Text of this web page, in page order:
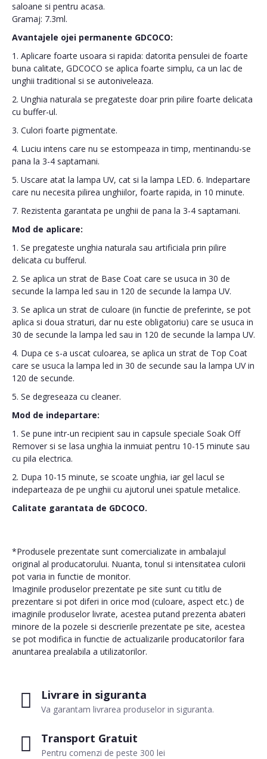
Livrare in siguranta
Va garantam livrarea produselor in siguranta.
Transport Gratuit
Pentru comenzi de peste 300 lei
saloane si pentru acasa.
Gramaj: 7.3ml.
Avantajele ojei permanente GDCOCO:
1. Aplicare foarte usoara si rapida: datorita pensulei de foarte
buna calitate, GDCOCO se aplica foarte simplu, ca un lac de
unghii traditional si se autoniveleaza.
2. Unghia naturala se pregateste doar prin pilire foarte delicata
cu buffer-ul.
3. Culori foarte pigmentate.
4. Luciu intens care nu se estompeaza in timp, mentinandu-se
pana la 3-4 saptamani.
5. Uscare atat la lampa UV, cat si la lampa LED. 6. Indepartare
care nu necesita pilirea unghiilor, foarte rapida, in 10 minute.
7. Rezistenta garantata pe unghii de pana la 3-4 saptamani.
Mod de aplicare:
1. Se pregateste unghia naturala sau artificiala prin pilire
delicata cu bufferul.
2. Se aplica un strat de Base Coat care se usuca in 30 de
secunde la lampa led sau in 120 de secunde la lampa UV.
3. Se aplica un strat de culoare (in functie de preferinte, se pot
aplica si doua straturi, dar nu este obligatoriu) care se usuca in
30 de secunde la lampa led sau in 120 de secunde la lampa UV.
4. Dupa ce s-a uscat culoarea, se aplica un strat de Top Coat
care se usuca la lampa led in 30 de secunde sau la lampa UV in
120 de secunde.
5. Se degreseaza cu cleaner.
Mod de indepartare:
1. Se pune intr-un recipient sau in capsule speciale Soak Off
Remover si se lasa unghia la inmuiat pentru 10-15 minute sau
cu pila electrica.
2. Dupa 10-15 minute, se scoate unghia, iar gel lacul se
indeparteaza de pe unghii cu ajutorul unei spatule metalice.
Calitate garantata de GDCOCO.
*Produsele prezentate sunt comercializate in ambalajul
original al producatorului. Nuanta, tonul si intensitatea culorii
pot varia in functie de monitor.
Imaginile produselor prezentate pe site sunt cu titlu de
prezentare si pot diferi in orice mod (culoare, aspect etc.) de
imaginile produselor livrate, acestea putand prezenta abateri
minore de la pozele si descrierile prezentate pe site, acestea
se pot modifica in functie de actualizarile producatorilor fara
anuntarea prealabila a utilizatorilor.